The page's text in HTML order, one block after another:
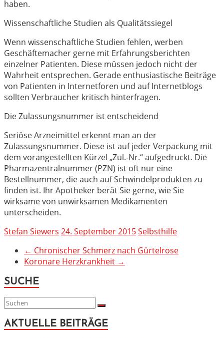
haben.
Wissenschaftliche Studien als Qualitätssiegel
Wenn wissenschaftliche Studien fehlen, werben
Geschäftemacher gerne mit Erfahrungsberichten
einzelner Patienten. Diese müssen jedoch nicht der
Wahrheit entsprechen. Gerade enthusiastische Beiträge
von Patienten in Internetforen und auf Internetblogs
sollten Verbraucher kritisch hinterfragen.
Die Zulassungsnummer ist entscheidend
Seriöse Arzneimittel erkennt man an der
Zulassungsnummer. Diese ist auf jeder Verpackung mit
dem vorangestellten Kürzel „Zul.-Nr.“ aufgedruckt. Die
Pharmazentralnummer (PZN) ist oft nur eine
Bestellnummer, die auch auf Schwindelprodukten zu
finden ist. Ihr Apotheker berät Sie gerne, wie Sie
wirksame von unwirksamen Medikamenten
unterscheiden.
Stefan Siewers 24. September 2015Selbsthilfe
← Chronischer Schmerz nach Gürtelrose
Koronare Herzkrankheit →
SUCHE
AKTUELLE BEITRÄGE